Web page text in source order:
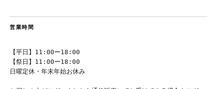
営業時間
【平日】11:00ー18:00
【祭日】11:00ー18:00
日曜定休・年末年始お休み